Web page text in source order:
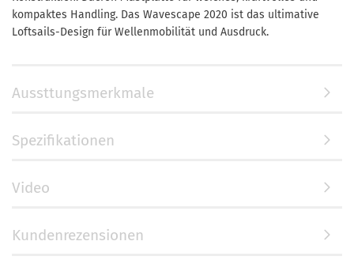
kompaktes Handling. Das Wavescape 2020 ist das ultimative
Loftsails-Design für Wellenmobilität und Ausdruck.
Aussttungsmerkmale
Spezifikationen
Video
Kundenrezensionen